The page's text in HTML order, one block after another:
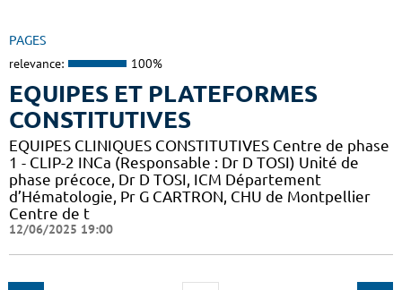
PAGES
relevance: 100%
EQUIPES ET PLATEFORMES
CONSTITUTIVES
EQUIPES CLINIQUES CONSTITUTIVES Centre de phase
1 - CLIP-2 INCa (Responsable : Dr D TOSI) Unité de
phase précoce, Dr D TOSI, ICM Département
d’Hématologie, Pr G CARTRON, CHU de Montpellier
Centre de t
12/06/2025 19:00